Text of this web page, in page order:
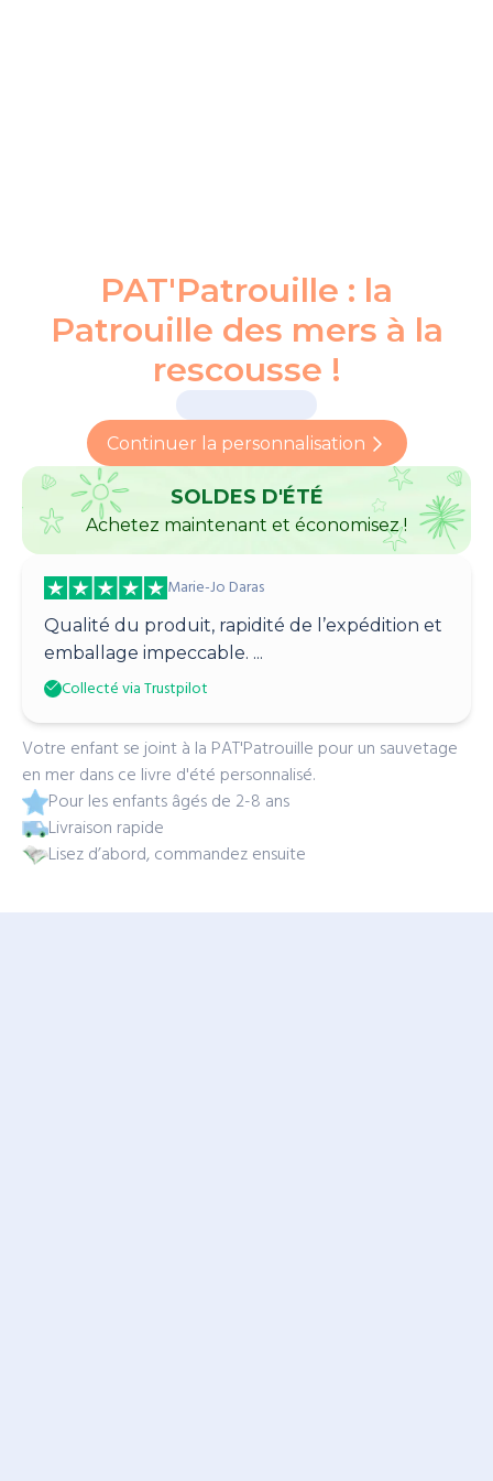
PAT'Patrouille : la
Patrouille des mers à la
rescousse !
Continuer la personnalisation
SOLDES D'ÉTÉ
Achetez maintenant et économisez !
Marie-Jo Daras
Qualité du produit, rapidité de l’expédition et
emballage impeccable. ...
Collecté via Trustpilot
Votre enfant se joint à la PAT'Patrouille pour un sauvetage
en mer dans ce livre d'été personnalisé.
Pour les enfants âgés de 2-8 ans
Livraison rapide
Lisez d’abord, commandez ensuite